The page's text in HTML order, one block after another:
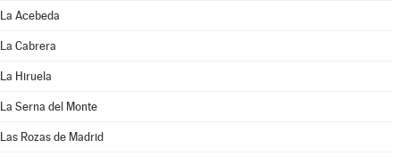
La Acebeda
La Cabrera
La Hiruela
La Serna del Monte
Las Rozas de Madrid